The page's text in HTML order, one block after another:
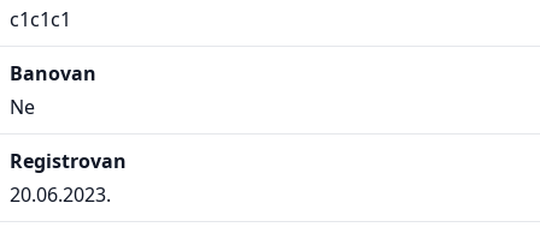
c1c1c1
Banovan
Ne
Registrovan
20.06.2023.